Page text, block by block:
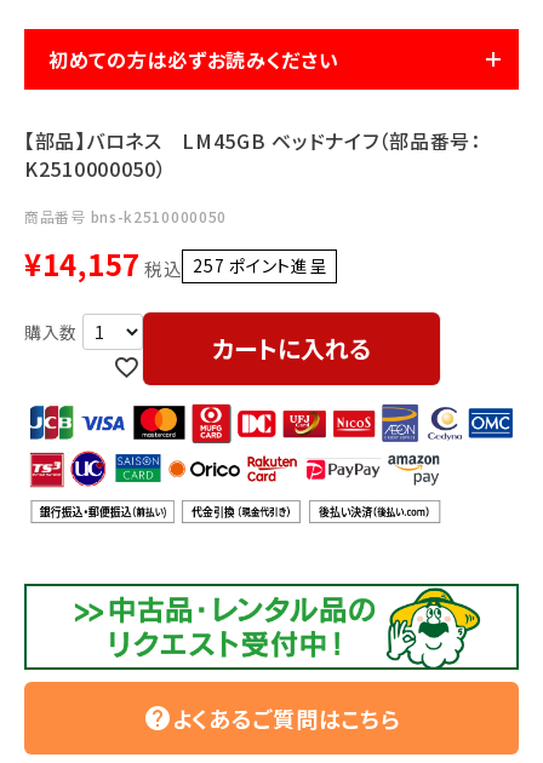
農業資材
作業用品
補修部品
レンタル
ブログ
FAQ
メールでのお問い合わせ
info@agriz.net
FAXでのご注文
初めての方は必ずお読みください
【部品】バロネス LM45GB ベッドナイフ（部品番号：
K2510000050）
商品番号 bns-k2510000050
¥14,157 税込 257 ポイント進呈 ]
カートに入れる
helpよくあるご質問はこちら